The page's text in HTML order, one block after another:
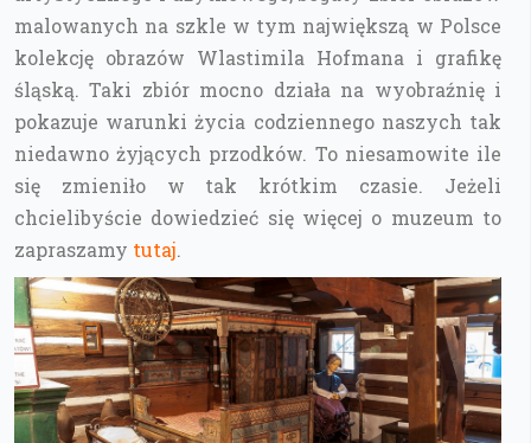
malowanych na szkle w tym największą w Polsce
kolekcję obrazów Wlastimila Hofmana i grafikę
śląską. Taki zbiór mocno działa na wyobraźnię i
pokazuje warunki życia codziennego naszych tak
niedawno żyjących przodków. To niesamowite ile
się zmieniło w tak krótkim czasie. Jeżeli
chcielibyście dowiedzieć się więcej o muzeum to
zapraszamy tutaj.